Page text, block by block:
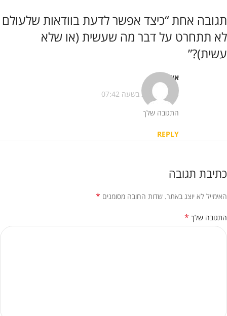
תגובה אחת “כיצד אפשר לדעת בוודאות שלעולם
לא תתחרט על דבר מה שעשית (או שלא
עשית)?”
אילי
הגיב:
23/05/2013 בשעה 07:42
התגובה שלך
REPLY
כתיבת תגובה
האימייל לא יוצג באתר. שדות החובה מסומנים *
התגובה שלך *